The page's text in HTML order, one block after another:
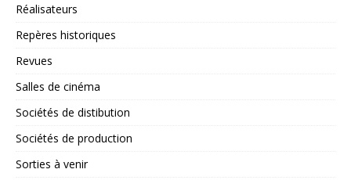
Réalisateurs
Repères historiques
Revues
Salles de cinéma
Sociétés de distibution
Sociétés de production
Sorties à venir